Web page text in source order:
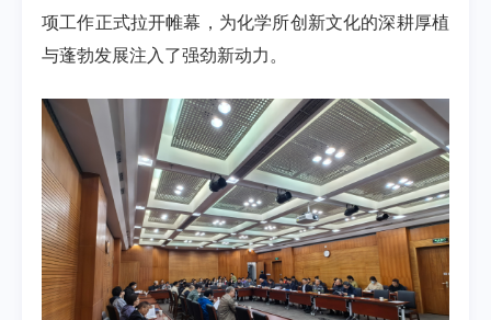
项工作正式拉开帷幕，为化学所创新文化的深耕厚植
与蓬勃发展注入了强劲新动力。